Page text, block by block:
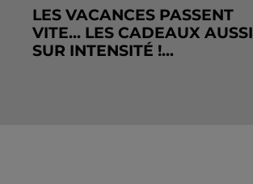
LES VACANCES PASSENT
VITE... LES CADEAUX AUSSI
SUR INTENSITÉ !...